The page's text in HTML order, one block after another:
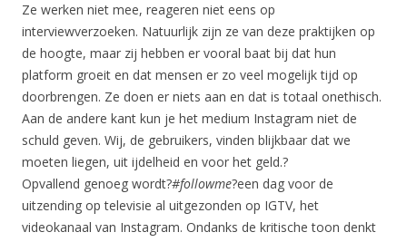
Ze werken niet mee, reageren niet eens op
interviewverzoeken. Natuurlijk zijn ze van deze praktijken op
de hoogte, maar zij hebben er vooral baat bij dat hun
platform groeit en dat mensen er zo veel mogelijk tijd op
doorbrengen. Ze doen er niets aan en dat is totaal onethisch.
Aan de andere kant kun je het medium Instagram niet de
schuld geven. Wij, de gebruikers, vinden blijkbaar dat we
moeten liegen, uit ijdelheid en voor het geld.?
Opvallend genoeg wordt?#followme?een dag voor de
uitzending op televisie al uitgezonden op IGTV, het
videokanaal van Instagram. Ondanks de kritische toon denkt